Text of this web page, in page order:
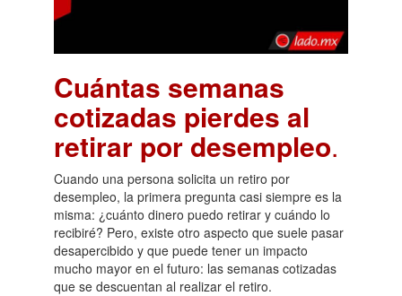
Cuántas semanas
cotizadas pierdes al
retirar por desempleo.
Cuando una persona solicita un retiro por
desempleo, la primera pregunta casi siempre es la
misma: ¿cuánto dinero puedo retirar y cuándo lo
recibiré? Pero, existe otro aspecto que suele pasar
desapercibido y que puede tener un impacto
mucho mayor en el futuro: las semanas cotizadas
que se descuentan al realizar el retiro.